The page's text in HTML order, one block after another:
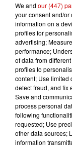
We and our (447)
your consent and/or
information on a
profiles for
advertising;
performance;
of data from
profiles to
content; Use limited
detect fraud, and fix
Save and
process personal
following
requested; Use
other data sources;
information